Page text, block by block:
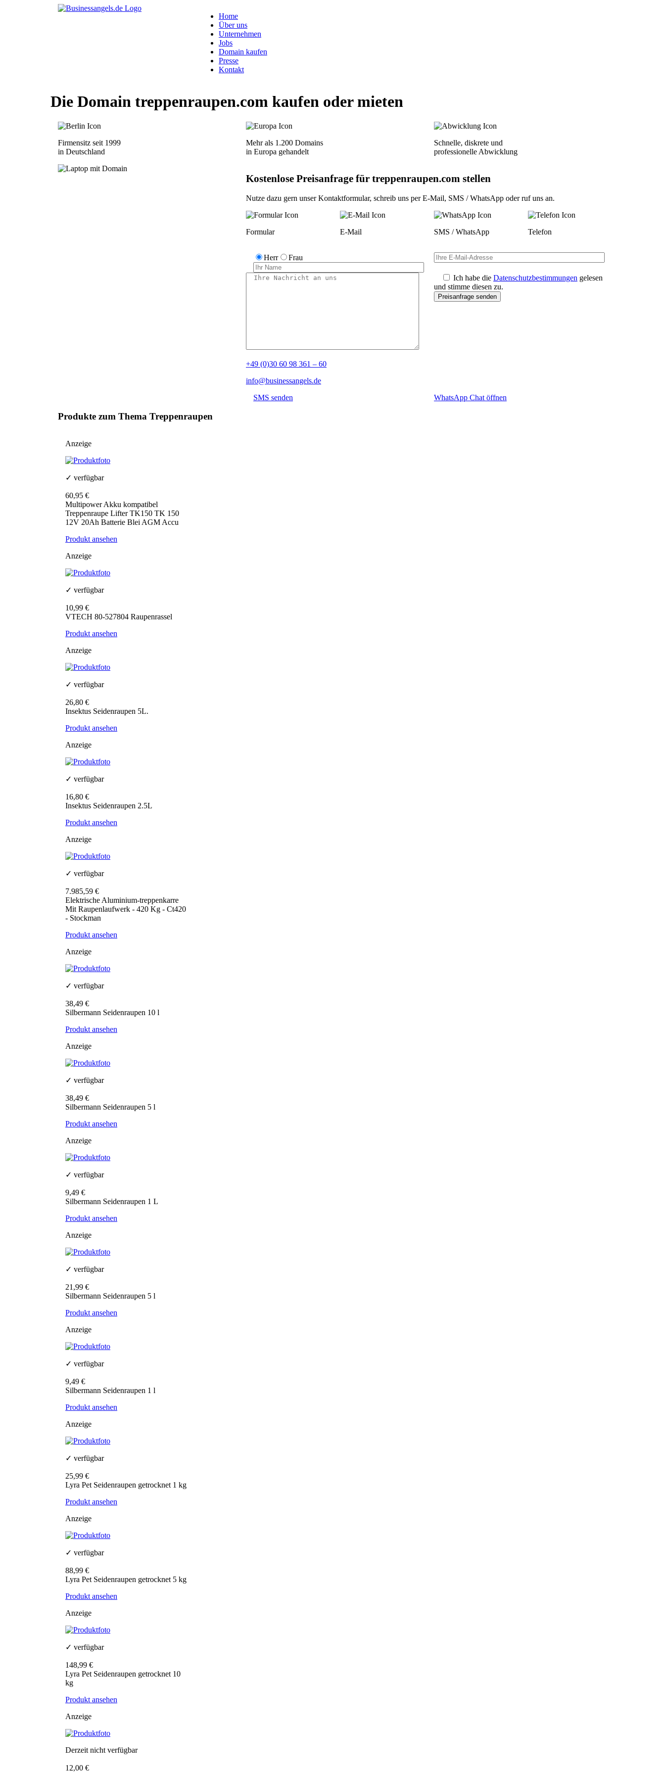
Home
Über uns
Unternehmen
Jobs
Domain kaufen
Presse
Kontakt
Die Domain treppenraupen.com kaufen oder mieten
Firmensitz seit 1999
in Deutschland
Mehr als 1.200 Domains
in Europa gehandelt
Schnelle, diskrete und
professionelle Abwicklung
Kostenlose Preisanfrage für treppenraupen.com stellen
Nutze dazu gern unserKontaktformular, schreib uns perE-Mail, SMS / WhatsApp oderruf uns an.
Formular E-Mail SMS / WhatsApp Telefon
Herr Frau
Ich habe die Datenschutzbestimmungen gelesen
und stimme diesen zu.
+49 (0)30 60 98 361 – 60
info@businessangels.de
SMS senden
WhatsApp Chat öffnen
Produkte zum Thema Treppenraupen
Anzeige
✓ verfügbar
60,95 €
Multipower Akku kompatibel
Treppenraupe Lifter TK150 TK 150
12V 20Ah Batterie Blei AGM Accu
Produkt ansehen
Anzeige
✓ verfügbar
10,99 €
VTECH 80-527804 Raupenrassel
Produkt ansehen
Anzeige
✓ verfügbar
26,80 €
Insektus Seidenraupen 5L.
Produkt ansehen
Anzeige
✓ verfügbar
16,80 €
Insektus Seidenraupen 2.5L
Produkt ansehen
Anzeige
✓ verfügbar
7.985,59 €
Elektrische Aluminium-treppenkarre
Mit Raupenlaufwerk - 420 Kg - Ct420
- Stockman
Produkt ansehen
Anzeige
✓ verfügbar
38,49 €
Silbermann Seidenraupen 10 l
Produkt ansehen
Anzeige
✓ verfügbar
38,49 €
Silbermann Seidenraupen 5 l
Produkt ansehen
Anzeige
✓ verfügbar
9,49 €
Silbermann Seidenraupen 1 L
Produkt ansehen
Anzeige
✓ verfügbar
21,99 €
Silbermann Seidenraupen 5 l
Produkt ansehen
Anzeige
✓ verfügbar
9,49 €
Silbermann Seidenraupen 1 l
Produkt ansehen
Anzeige
✓ verfügbar
25,99 €
Lyra Pet Seidenraupen getrocknet 1 kg
Produkt ansehen
Anzeige
✓ verfügbar
88,99 €
Lyra Pet Seidenraupen getrocknet 5 kg
Produkt ansehen
Anzeige
✓ verfügbar
148,99 €
Lyra Pet Seidenraupen getrocknet 10
kg
Produkt ansehen
Anzeige
Derzeit nicht verfügbar
12,00 €